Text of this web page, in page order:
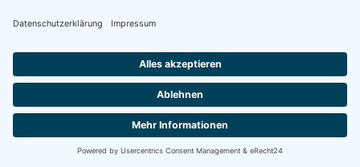
Die Zeitschrift für Gerontologie und Geriatrie informiert über Neues aus
unserem Fach.